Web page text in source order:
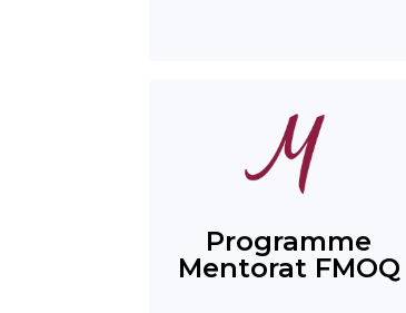
Programme
Mentorat FMOQ